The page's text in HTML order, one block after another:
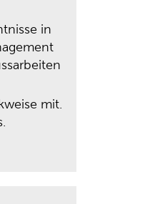
in
mit.